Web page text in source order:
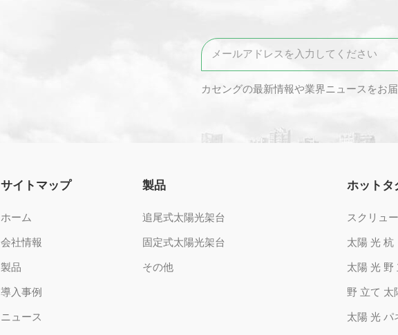
カセングの最新情報や業界ニュースをお届
サイトマップ
ホーム
会社情報
製品
導入事例
ニュース
製品
追尾式太陽光架台
固定式太陽光架台
その他
ホットタ
スクリュ
太陽 光 杭
太陽 光 野
野 立て 太
太陽 光 パ